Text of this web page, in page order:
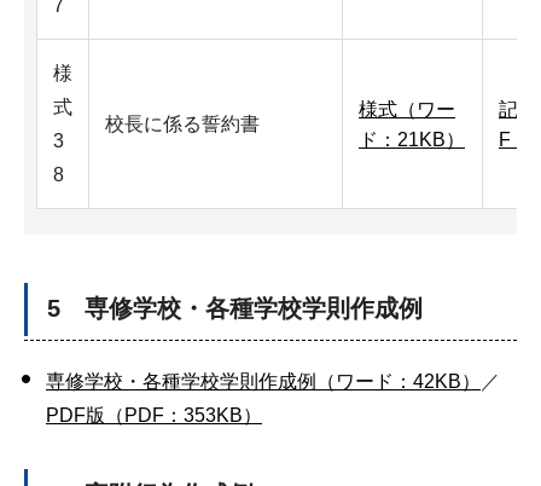
7
様
式
3
8
校長に係る誓約書
様式（ワー
ド：21KB）
記
F：
5 専修学校・各種学校学則作成例
専修学校・各種学校学則作成例（ワード：42KB）
／
PDF版（PDF：353KB）